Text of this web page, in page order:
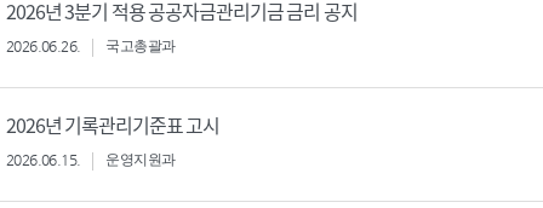
2026년 3분기 적용 공공자금관리기금 금리 공지
2026.06.26. 국고총괄과
2026년 기록관리기준표 고시
2026.06.15. 운영지원과